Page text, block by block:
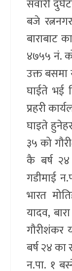
सवारी
बजे
बाराबाट
४७५५ नं.
उक्त
घाईते भई
प्रहरी
घाइते
३५ को
कै बर्ष २४
गडीमाई
भारत
यादव,
गौरीशंकर
बर्ष २४ का
न.पा. १